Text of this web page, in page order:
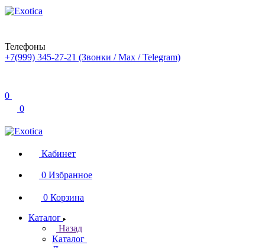
Телефоны
+7(999) 345-27-21 (Звонки / Max / Telegram)
0
0
Кабинет
0 Избранное
0 Корзина
Каталог
Назад
Каталог